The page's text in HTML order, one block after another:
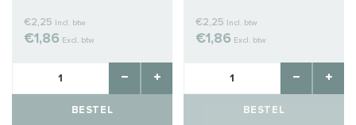
€2,25 Incl. btw
€1,86 Excl. btw
BESTEL
€2,25 Incl. btw
€1,86 Excl. btw
BESTEL